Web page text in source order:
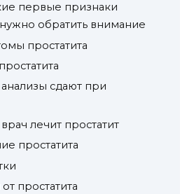
первые признаки
нужно обратить внимание
простатита
анализы сдают при
лечит простатит
простатита
простатита